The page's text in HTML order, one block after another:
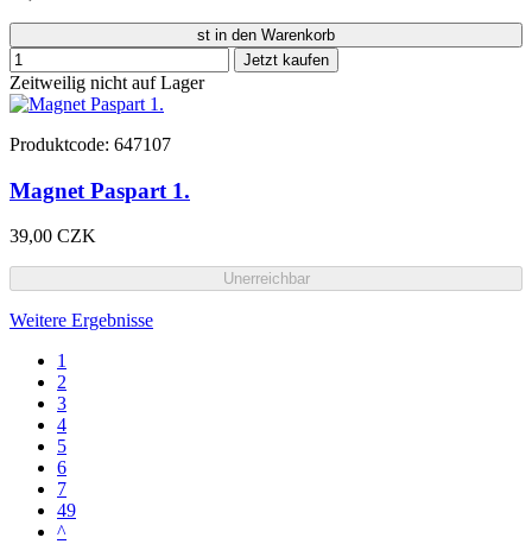
st in den Warenkorb
Jetzt kaufen
Zeitweilig nicht auf Lager
Produktcode: 647107
Magnet Paspart 1.
39,00 CZK
Unerreichbar
Weitere Ergebnisse
1
2
3
4
5
6
7
49
^